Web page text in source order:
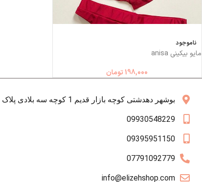
ناموجود
مایو بیکینی anisa
198,000 تومان
بوشهر دهدشتی کوچه بازار قدیم 1 کوچه سه بلادی پلاک صفر همکف
09930548229
09395951150
07791092779
info@elizehshop.com